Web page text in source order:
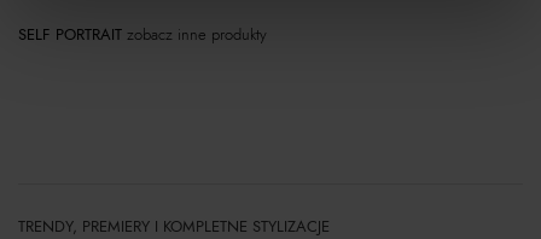
SELF PORTRAIT zobacz inne produkty
TRENDY, PREMIERY I KOMPLETNE STYLIZACJE